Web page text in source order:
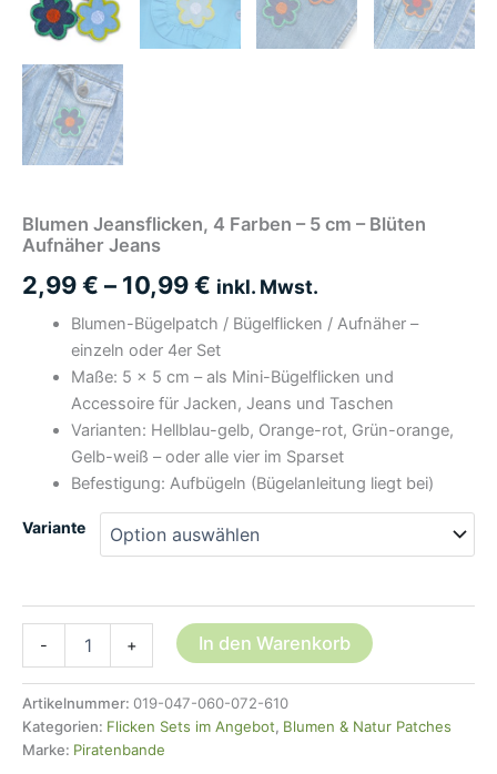
Blumen Jeansflicken, 4 Farben – 5 cm – Blüten
Aufnäher Jeans
2,99€ – 10,99€ inkl. Mwst.
Blumen-Bügelpatch / Bügelflicken / Aufnäher –
einzeln oder 4er Set
Maße: 5 × 5 cm – als Mini-Bügelflicken und
Accessoire für Jacken, Jeans und Taschen
Varianten: Hellblau-gelb, Orange-rot, Grün-orange,
Gelb-weiß – oder alle vier im Sparset
Befestigung: Aufbügeln (Bügelanleitung liegt bei)
Variante
-
Jeansflicken,
Farben
-
5
+ In den Warenkorb
Artikelnummer: 019-047-060-072-610
Kategorien: Flicken Sets im Angebot, Blumen & Natur Patches
Marke: Piratenbande